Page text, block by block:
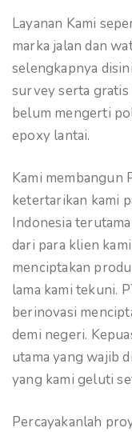
Layanan Kami
marka jalan dan
selengkapnya
survey serta gratis
belum mengerti
epoxy lantai.
Kami membangun
ketertarikan kami
Indonesia
dari para klien
menciptakan
lama kami tekuni.
berinovasi
demi negeri.
utama yang wajib
yang kami geluti
Percayakanlah